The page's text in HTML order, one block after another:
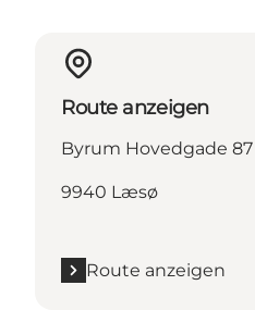
Route anzeigen
Byrum Hovedgade 87
9940 Læsø
Route anzeigen